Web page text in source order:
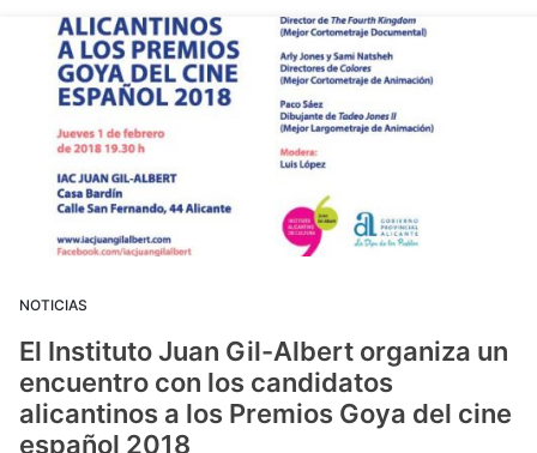
NOTICIAS
El Instituto Juan Gil-Albert organiza un
encuentro con los candidatos
alicantinos a los Premios Goya del cine
español 2018